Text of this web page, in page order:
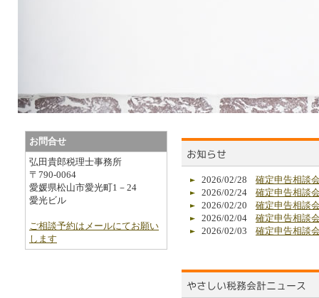
2026/02/28
確定申告相談
2026/02/24
確定申告相談
2026/02/20
確定申告相談
2026/02/04
確定申告相談
2026/02/03
確定申告相談
お問合せ
弘田貴郎税理士事務所
〒790-0064
愛媛県松山市愛光町1－24
愛光ビル
ご相談予約はメールにてお願い
します